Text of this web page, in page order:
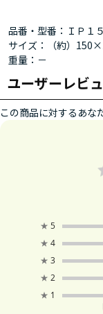
品番・型番：ＩＰ１
サイズ：（約）
重量：－
ユーザーレビ
この商品に対するあな
★ 5
★ 4
★ 3
★ 2
★ 1